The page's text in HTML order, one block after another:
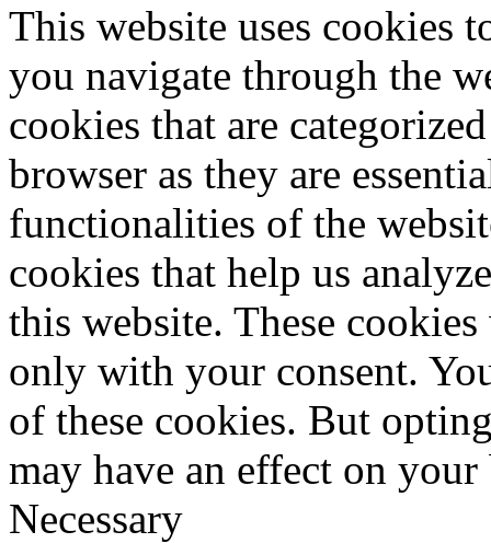
This website uses cookies
you navigate through the
cookies that are
browser as they are
functionalities of the
cookies that help us
this website. These
only with your consent.
of these cookies. But
may have an effect on
Necessary